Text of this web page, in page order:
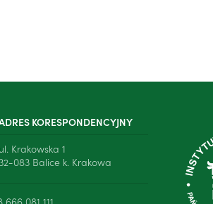
KORESPONDENCYJNY
ul. Krakowska 1
083 Balice k. Krakowa
081 111